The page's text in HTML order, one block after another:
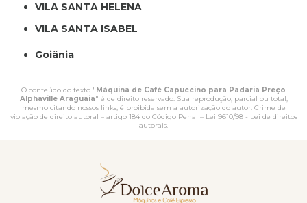
VILA SANTA HELENA
VILA SANTA ISABEL
Goiânia
O conteúdo do texto " Máquina de Café Capuccino para Padaria Preço
Alphaville Araguaia" é de direito reservado. Sua reprodução, parcial ou total,
mesmo citando nossos links, é proibida sem a autorização do autor. Crime de
violação de direito autoral – artigo 184 do Código Penal – Lei 9610/98 - Lei de direitos
autorais.